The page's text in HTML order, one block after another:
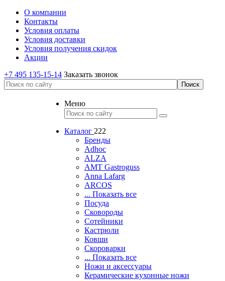
О компании
Контакты
Условия оплаты
Условия доставки
Условия получения скидок
Акции
+7 495 135-15-14 Заказать звонок
Меню
Каталог 222
Бренды
Adhoc
ALZA
AMT Gastroguss
Anna Lafarg
ARCOS
... Показать все
Посуда
Сковороды
Сотейники
Кастрюли
Ковши
Скороварки
... Показать все
Ножи и аксессуары
Керамические кухонные ножи